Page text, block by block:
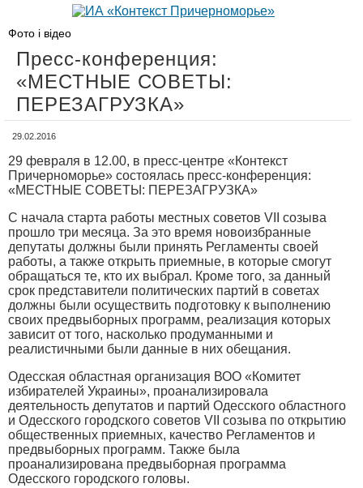
Фото і відео
Пресс-конференция:
«МЕСТНЫЕ СОВЕТЫ:
ПЕРЕЗАГРУЗКА»
29.02.2016
29 февраля в 12.00, в пресс-центре «Контекст
Причерноморье» состоялась пресс-конференция:
«МЕСТНЫЕ СОВЕТЫ: ПЕРЕЗАГРУЗКА»
С начала старта работы местных советов VII созыва
прошло три месяца. За это время новоизбранные
депутаты должны были принять Регламенты своей
работы, а также открыть приемные, в которые смогут
обращаться те, кто их выбрал. Кроме того, за данный
срок представители политических партий в советах
должны были осуществить подготовку к выполнению
своих предвыборных программ, реализация которых
зависит от того, насколько продуманными и
реалистичными были данные в них обещания.
Одесская областная организация ВОО «Комитет
избирателей Украины», проанализировала
деятельность депутатов и партий Одесского областного
и Одесского городского советов VII созыва по открытию
общественных приемных, качество Регламентов и
предвыборных программ. Также была
проанализирована предвыборная программа
Одесского городского головы.